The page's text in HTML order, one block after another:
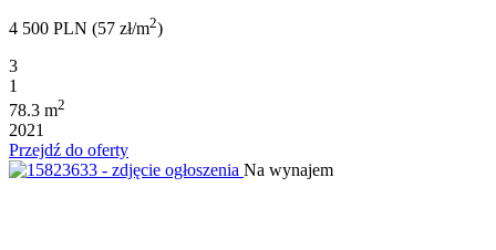
4 500 PLN (57 zł/m2)
3
1
78.3 m2
2021
Przejdź do oferty
Na wynajem